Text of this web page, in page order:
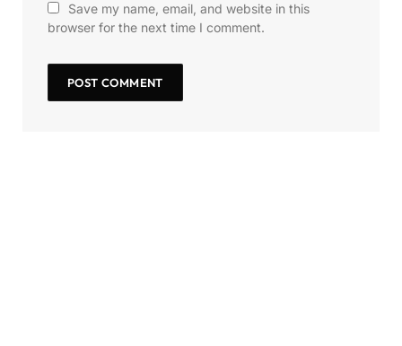
Save my name, email, and website in this
browser for the next time I comment.